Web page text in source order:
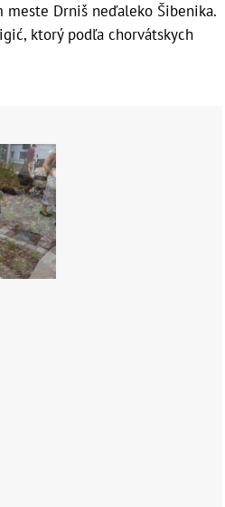
Drniš neďaleko Šibenika.
ktorý podľa chorvátskych